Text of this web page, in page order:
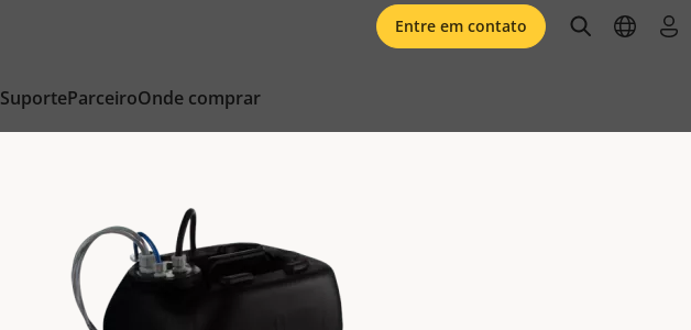
SuporteParceiroOnde comprar
Entre em contato openopen